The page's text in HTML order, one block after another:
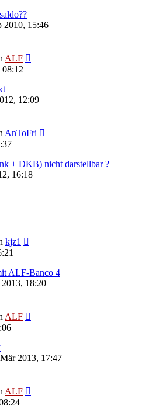
2010, 15:46
ALF
12:09
AnToFri
+ DKB) nicht darstellbar ?
16:18
kjz1
ALF-Banco 4
18:20
ALF
2013, 17:47
ALF